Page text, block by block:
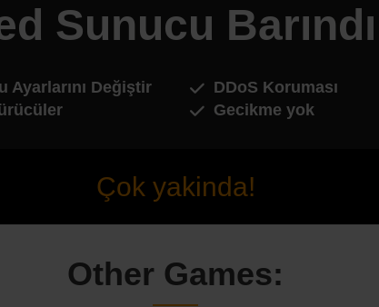
Sunucu
Ayarlarını Değiştir
DDoS Koruması
Gecikme yok
Çok yakinda!
Other Games: